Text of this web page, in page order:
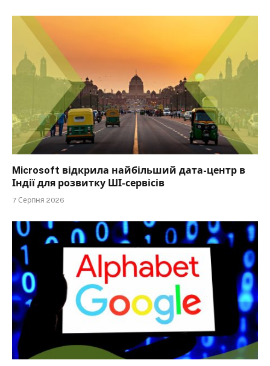
Microsoft відкрила найбільший дата-центр в
Індії для розвитку ШІ-сервісів
7 Серпня 2026